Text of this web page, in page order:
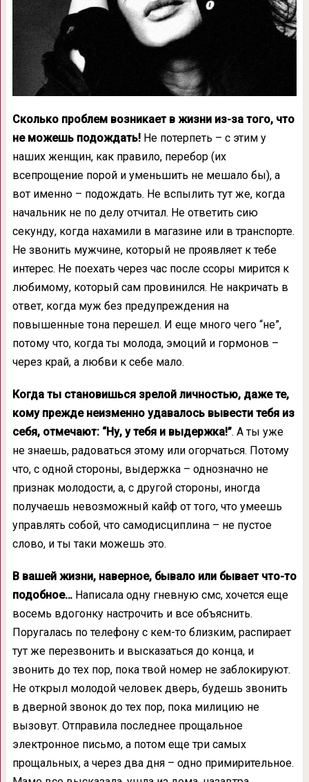
Сколько проблем возникает в жизни из-за того, что
не можешь подождать!Не потерпеть – с этим у
наших женщин, как правило, перебор (их
всепрощение порой и уменьшить не мешало бы), а
вот именно – подождать. Не вспылить тут же, когда
начальник не по делу отчитал. Не ответить сию
секунду, когда нахамили в магазине или в транспорте.
Не звонить мужчине, который не проявляет к тебе
интерес. Не поехать через час после ссоры мирится к
любимому, который сам провинился. Не накричать в
ответ, когда муж без предупреждения на
повышенные тона перешел. И еще много чего “не”,
потому что, когда ты молода, эмоций и гормонов –
через край, а любви к себе мало.
Когда ты становишься зрелой личностью, даже те,
кому прежде неизменно удавалось вывести тебя из
себя, отмечают: “Ну, у тебя и выдержка!”. А ты уже
не знаешь, радоваться этому или огорчаться. Потому
что, с одной стороны, выдержка – однозначно не
признак молодости, а, с другой стороны, иногда
получаешь невозможный кайф от того, что умеешь
управлять собой, что самодисциплина – не пустое
слово, и ты таки можешь это.
В вашей жизни, наверное, бывало или бывает что-то
подобное…Написала одну гневную смс, хочется еще
восемь вдогонку настрочить и все объяснить.
Поругалась по телефону с кем-то близким, распирает
тут же перезвонить и высказаться до конца, и
звонить до тех пор, пока твой номер не заблокируют.
Не открыл молодой человек дверь, будешь звонить
в дверной звонок до тех пор, пока милицию не
вызовут. Отправила последнее прощальное
электронное письмо, а потом еще три самых
прощальных, а через два дня – одно примирительное.